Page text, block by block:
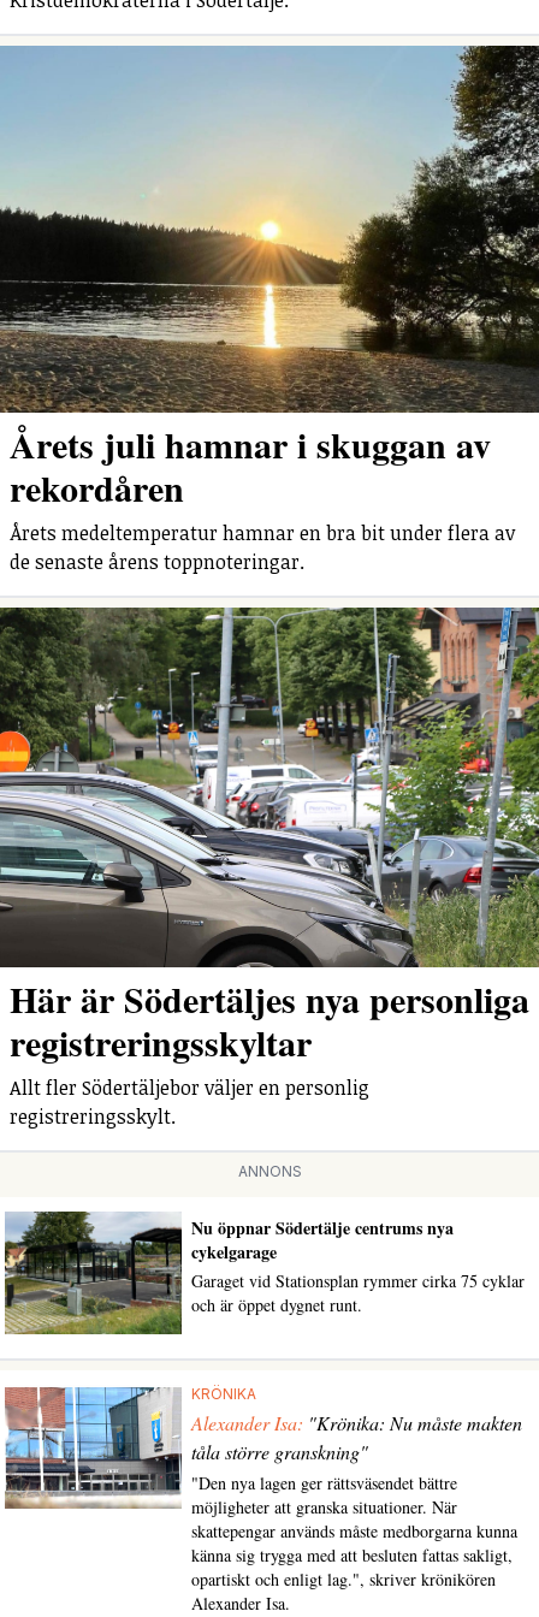
Årets juli hamnar i skuggan av
rekordåren
Årets medeltemperatur hamnar en bra bit under flera av
de senaste årens toppnoteringar.
Här är Södertäljes nya personliga
registreringsskyltar
Allt fler Södertäljebor väljer en personlig
registreringsskylt.
ANNONS
Nu öppnar Södertälje centrums nya
cykelgarage
Garaget vid Stationsplan rymmer cirka 75 cyklar
och är öppet dygnet runt.
KRÖNIKA
Alexander Isa: "Krönika: Nu måste makten
tåla större granskning"
"Den nya lagen ger rättsväsendet bättre
möjligheter att granska situationer. När
skattepengar används måste medborgarna kunna
känna sig trygga med att besluten fattas sakligt,
opartiskt och enligt lag.", skriver krönikören
Alexander Isa.